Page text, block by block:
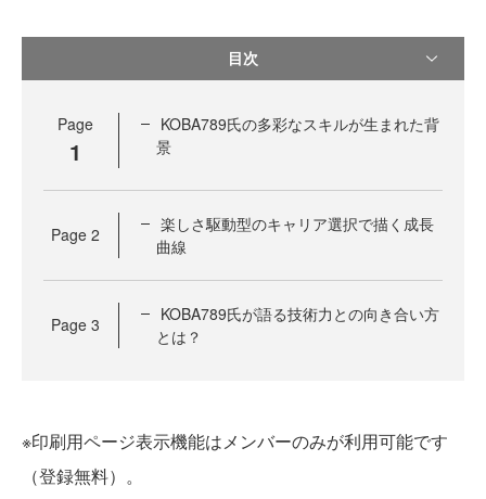
目次
Page
1
KOBA789氏の多彩なスキルが生まれた背
景
Page 2
楽しさ駆動型のキャリア選択で描く成長
曲線
Page 3
KOBA789氏が語る技術力との向き合い方
とは？
※印刷用ページ表示機能はメンバーのみが利用可能です
（登録無料）。